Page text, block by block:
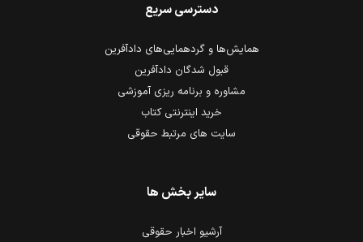
دسترسی سریع
همایش‌ها و گردهمایی‌های دادآفرین
قبول شدگان دادآفرین
مشاوره و برنامه ریزی آموزشی
خرید اینترنتی کتاب
سایت های مرتبط حقوقی
سایر بخش ها
آرشیو اخبار حقوقی